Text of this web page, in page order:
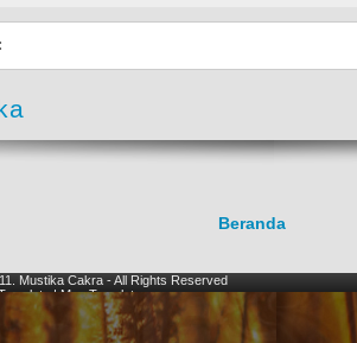
:
Beranda
Mustika Cakra - All Rights Reserved
|Mas Template